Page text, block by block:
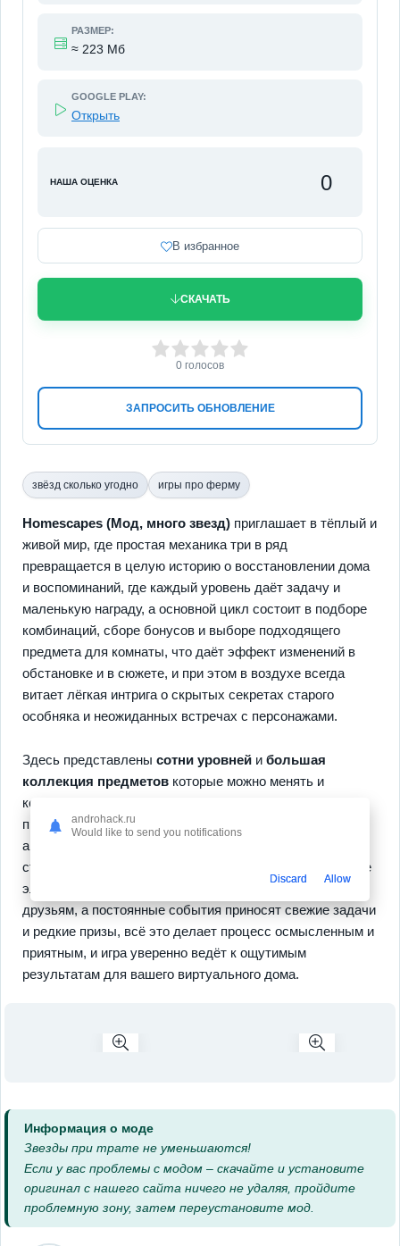
РАЗМЕР:
≈ 223 Мб
GOOGLE PLAY:
Открыть
НАША ОЦЕНКА 0
В избранное
СКАЧАТЬ
ЗАПРОСИТЬ ОБНОВЛЕНИЕ
3 4 5
0 голосов
звёзд сколько угодно игры про ферму
Homescapes (Мод, много звезд) приглашает в тёплый и
живой мир, где простая механика три в ряд
превращается в целую историю о восстановлении дома
и воспоминаний, где каждый уровень даёт задачу и
маленькую награду, а основной цикл состоит в подборе
комбинаций, сборе бонусов и выборе подходящего
предмета для комнаты, что даёт эффект изменений в
обстановке и в сюжете, и при этом в воздухе всегда
витает лёгкая интрига о скрытых секретах старого
особняка и неожиданных встречах с персонажами.
Здесь представлены сотни уровней и большая
коллекция предметов которые можно менять и
комбинировать для создания собственного уюта,
продуманная система прогресса вознаграждает
активность и позволяет ускоренно открывать новые
стилевые решения и сюжетные сцены, мультиплеерные
элементы дают шанс соревноваться и помогать
друзьям, а постоянные события приносят свежие задачи
и редкие призы, всё это делает процесс осмысленным и
приятным, и игра уверенно ведёт к ощутимым
результатам для вашего виртуального дома.
Информация о моде
Звезды при трате не уменьшаются!
Если у вас проблемы с модом – скачайте и установите
оригинал с нашего сайта ничего не удаляя, пройдите
проблемную зону, затем переустановите мод.
androhack.ru
Would like to send you notifications
Discard Allow